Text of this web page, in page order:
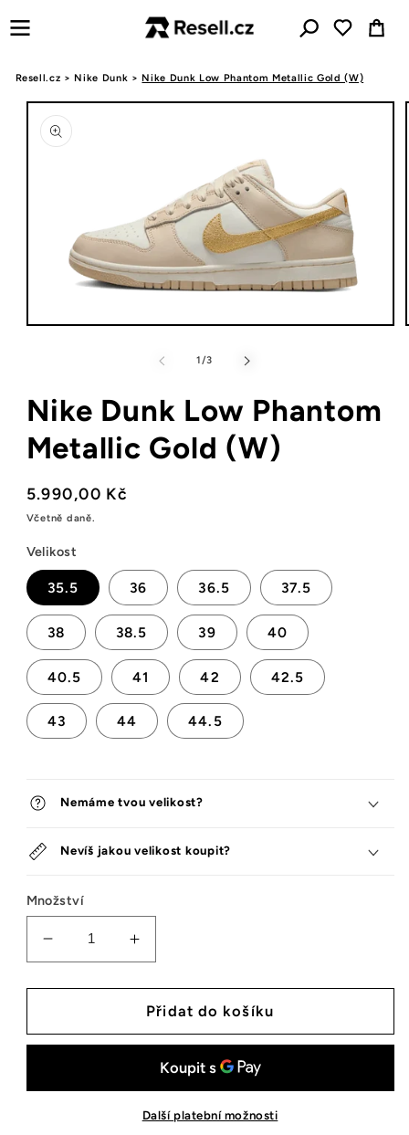
obsahu
Košík
Resell.cz > Nike Dunk > Nike Dunk Low Phantom Metallic Gold (W)
produktu
okně
1/z3
Nike Dunk Low Phantom
Metallic Gold (W)
Běžná
cena
5.990,00 Kč
Včetně daně.
Velikost
35.5 36 36.5 37.5
38 38.5 39 40
40.5 41 42 42.5
43 44 44.5
Nemáme tvou velikost?
Nevíš jakou velikost koupit?
Množství
Snížit
množství
tenisek
Dunk
Metallic
Zvýšit
množství
tenisek
Nike
Dunk
Phantom
Metallic
Gold
Přidat do košíku
Další platební možnosti